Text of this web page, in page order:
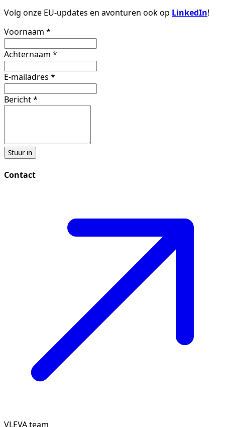
Volg onze EU-updates en avonturen ook op LinkedIn!
Voornaam *
Achternaam *
E-mailadres *
Bericht*
Stuur in
Contact
VLEVA team